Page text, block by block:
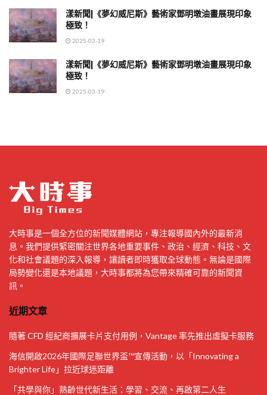
漾新聞|《夢幻威尼斯》藝術家鄧明墩油畫展現印象
極致！
2025-03-19
漾新聞|《夢幻威尼斯》藝術家鄧明墩油畫展現印象
極致！
2025-03-19
大時事是一個全方位的新聞媒體網站，專注報導國內外的最新消
息。我們提供緊密關注世界各地重要事件、政治、經濟、科技、文
化和社會議題的深入報導，讓讀者即時獲取全球動態。無論是國際
局勢變化還是本地議題，大時事都將為您帶來精確可靠的新聞資
訊。
近期文章
隨著 CFD 經紀商擴展卡片支付用例，Vantage 率先推出虛擬卡服務
海信開啟2026年國際足聯世界盃™宣傳活動，以「Innovating a
Brighter Life」拉近球迷距離
「共學與你」熟齡世代新生活：學習、交流、再啟第二人生